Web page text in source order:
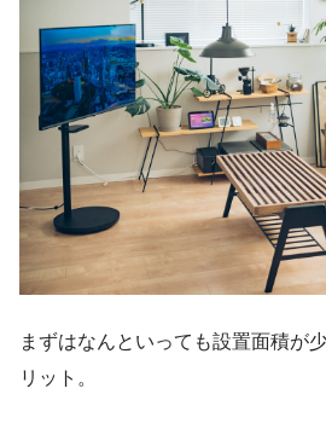
まずはなんといっても設置面積が
リット。